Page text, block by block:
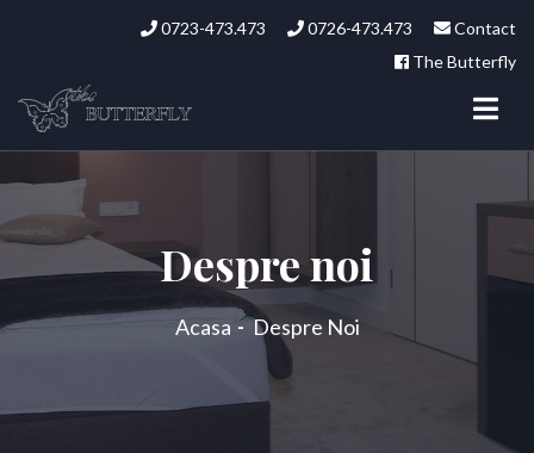
0723-473.473 0726-473.473
Contact
The Butterfly
Despre noi
Acasa Despre Noi